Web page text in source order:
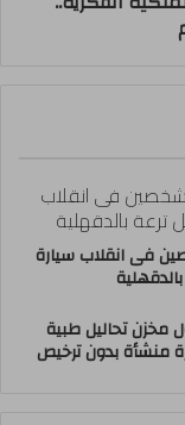
فى انقلاب سيارة
مخزن تحاليل طبية
منشأة بدون ترخيص